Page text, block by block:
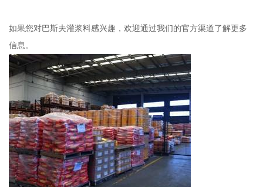
如果您对巴斯夫灌浆料感兴趣，欢迎通过我们的官方渠道了解更多
信息。